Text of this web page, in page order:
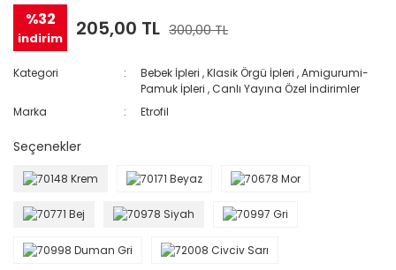
%32
indirim 205,00 TL 300,00 TL
Kategori Bebek İpleri ,Klasik Örgü İpleri ,Amigurumi-
Pamuk İpleri ,Canlı Yayına Özel İndirimler
Marka
Etrofil
Seçenekler